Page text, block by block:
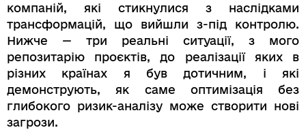
компаній, які стикнулися з наслідками
трансформацій, що вийшли з-під контролю.
Нижче — три реальні ситуації, з мого
репозитарію проєктів, до реалізації яких в
різних країнах я був дотичним, і які
демонструють, як саме оптимізація без
глибокого ризик-аналізу може створити нові
загрози.